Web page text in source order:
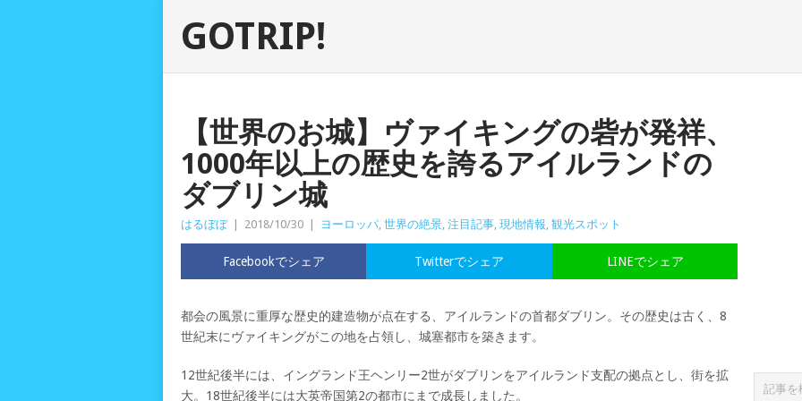
GOTRIP!
【世界のお城】ヴァイキングの砦が発祥、
1000年以上の歴史を誇るアイルランドの
ダブリン城
はるぼぼ 2018/10/30 ヨーロッパ, 世界の絶景, 注目記事, 現地情報, 観光スポット
Facebookでシェア LINEでシェア
Twitterでシェア
都会の風景に重厚な歴史的建造物が点在する、アイルランドの首都ダブリン。その歴史は古く、8
世紀末にヴァイキングがこの地を占領し、城塞都市を築きます。
12世紀後半には、イングランド王ヘンリー2世がダブリンをアイルランド支配の拠点とし、街を拡
大。18世紀後半には大英帝国第2の都市にまで成長しました。